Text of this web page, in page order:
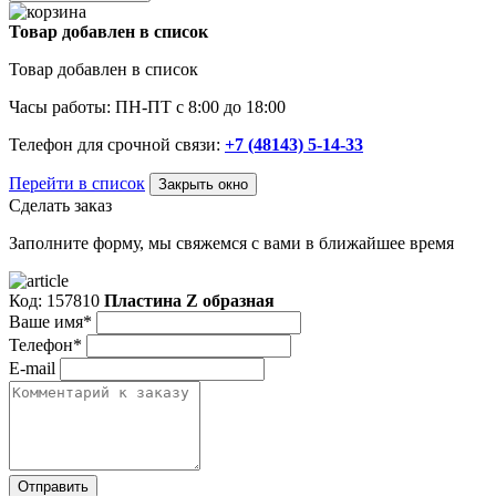
Товар добавлен в список
Товар добавлен в список
Часы работы: ПН-ПТ с 8:00 до 18:00
Телефон для срочной связи: +7 (48143) 5-14-33
Перейти в список Закрыть окно
Сделать заказ
Заполните форму, мы свяжемся с вами в ближайшее время
Код: 157810 Пластина Z образная
Ваше имя*
Телефон*
E-mail
Отправить